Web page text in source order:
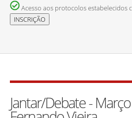
Acesso aos protocolos estabelecidos
Jantar/Debate -